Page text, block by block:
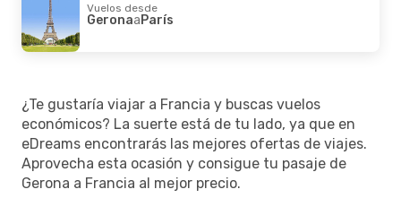
Vuelos desde
GeronaaParís
¿Te gustaría viajar a Francia y buscas vuelos
económicos? La suerte está de tu lado, ya que en
eDreams encontrarás las mejores ofertas de viajes.
Aprovecha esta ocasión y consigue tu pasaje de
Gerona a Francia al mejor precio.